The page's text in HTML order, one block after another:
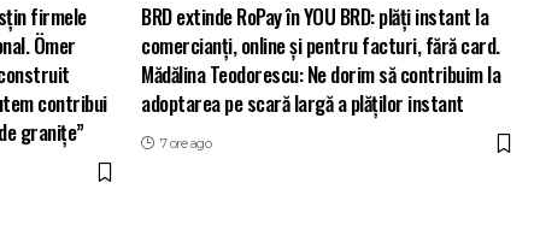
firmele
Ömer
contribui
granițe”
BRD extinde RoPay în YOU BRD: plăți instant la
comercianți, online și pentru facturi, fără card.
Mădălina Teodorescu: Ne dorim să contribuim la
adoptarea pe scară largă a plăților instant
7 ore ago